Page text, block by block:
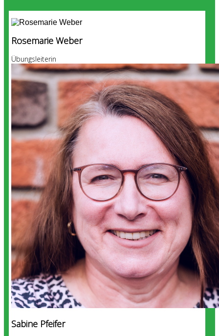
Rosemarie Weber
Übungsleiterin
Sabine Pfeifer